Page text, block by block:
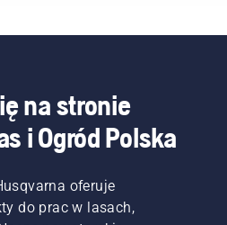
umożliwiając
dłuższą
pracę
bez
na stronie
i Ogród Polska
oferuje
do prac w lasach,